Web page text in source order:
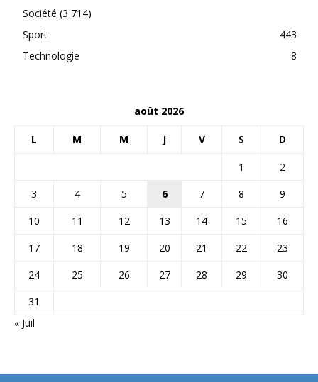
Société (3 714)
Sport
443
Technologie
8
août 2026
L M M J V S D
1
2
3
4 5 6 7 8
9
10
11 12 13 14 15
16
17
18 19 20 21 22
23
24
25 26 27 28 29
30
31
« Juil